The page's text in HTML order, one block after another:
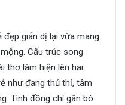
đẹp giản dị lại vừa mang
Cấu trúc song
thơ làm hiện lên hai
như đang thủ thỉ, tâm
Tình đồng chí gắn bó